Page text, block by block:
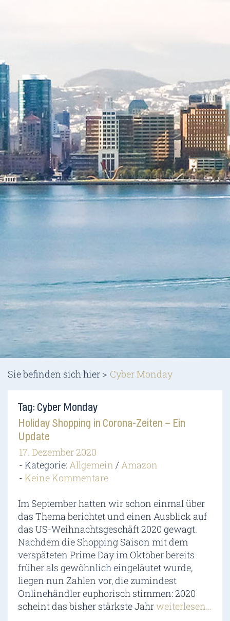
Sie befinden sich hier > Cyber Monday
Tag: Cyber Monday
Holiday Shopping in Corona-Zeiten – Ein
Update
17. Dezember 2020
Kategorie:Allgemein /Amazon
Keine Kommentare
Im September hatten wir schon einmal über
das Thema berichtet und einen Ausblick auf
das US-Weihnachtsgeschäft 2020 gewagt.
Nachdem die Shopping Saison mit dem
verspäteten Prime Day im Oktober bereits
früher als gewöhnlich eingeläutet wurde,
liegen nun Zahlen vor, die zumindest
Onlinehändler euphorisch stimmen: 2020
scheint das bisher stärkste Jahrweiterlesen…